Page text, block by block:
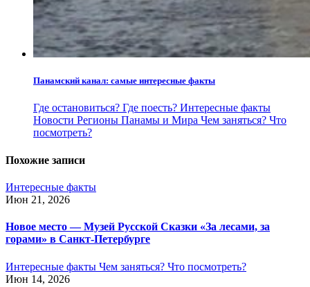
Панамский канал: самые интересные факты
Где остановиться? Где поесть? Интересные факты
Новости Регионы Панамы и Мира Чем заняться? Что
посмотреть?
Похожие записи
Интересные факты
Июн 21, 2026
Новое место — Музей Русской Сказки «За лесами, за
горами» в Санкт-Петербурге
Интересные факты Чем заняться? Что посмотреть?
Июн 14, 2026